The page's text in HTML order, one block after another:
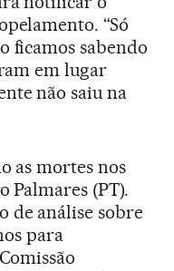
“Só
ficamos sabendo
em lugar
não saiu na
as mortes nos
Palmares (PT).
de análise sobre
para